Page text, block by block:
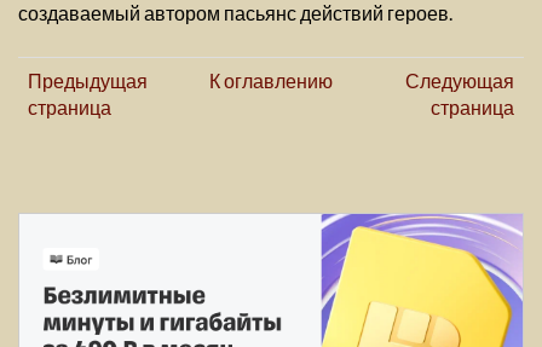
создаваемый автором пасьянс действий героев.
Предыдущая
страница
К оглавлению
Следующая
страница